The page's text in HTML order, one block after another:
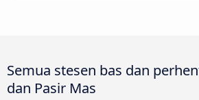
Semua stesen bas dan
dan Pasir Mas